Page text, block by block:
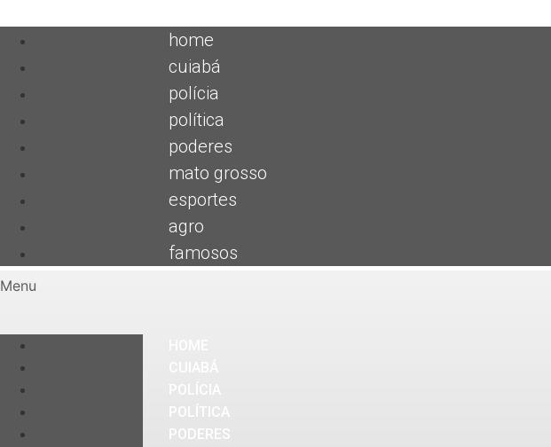
home
cuiabá
polícia
política
poderes
mato grosso
esportes
agro
famosos
Menu
PODERES